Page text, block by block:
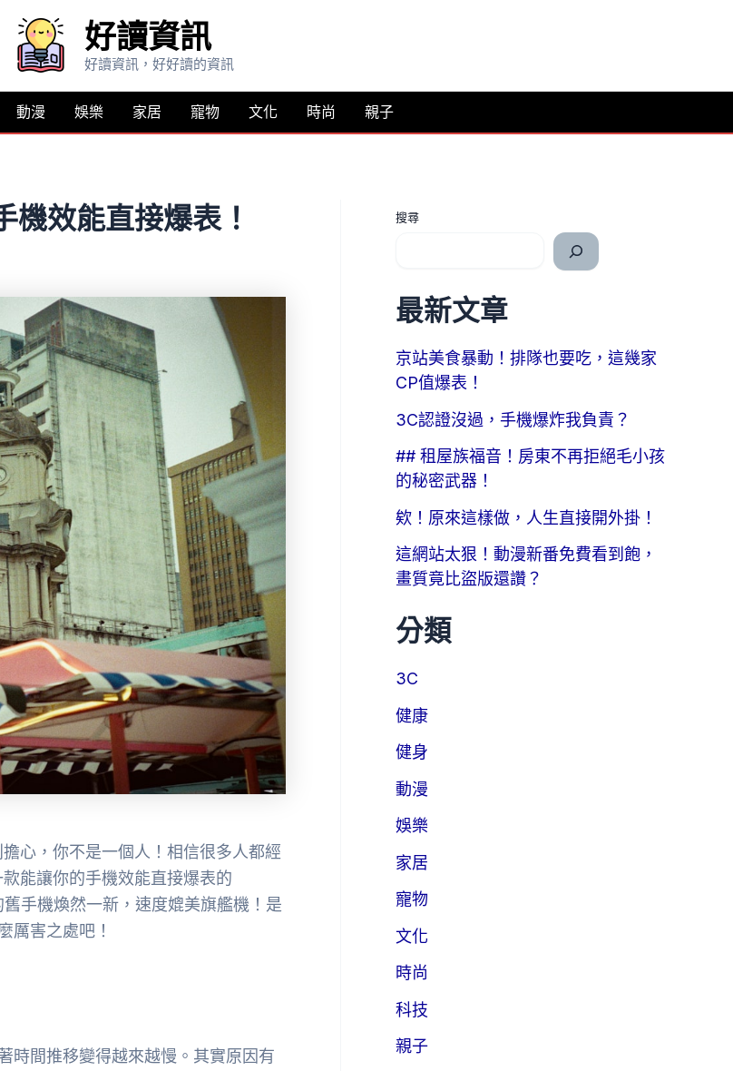
好讀資訊
好讀資訊，好好讀的資訊
動漫 娛樂 家居 寵物 文化 時尚 親子
機效能直接爆表！
心，你不是一個人！相信很多人都經
能讓你的手機效能直接爆表的
手機煥然一新，速度媲美旗艦機！是
厲害之處吧！
時間推移變得越來越慢。其實原因有
搜尋
最新文章
京站美食暴動！排隊也要吃，這幾家
CP值爆表！
3C認證沒過，手機爆炸我負責？
## 租屋族福音！房東不再拒絕毛小孩
的秘密武器！
欸！原來這樣做，人生直接開外掛！
這網站太狠！動漫新番免費看到飽，
畫質竟比盜版還讚？
分類
3C
健康
健身
動漫
娛樂
家居
寵物
文化
時尚
科技
親子